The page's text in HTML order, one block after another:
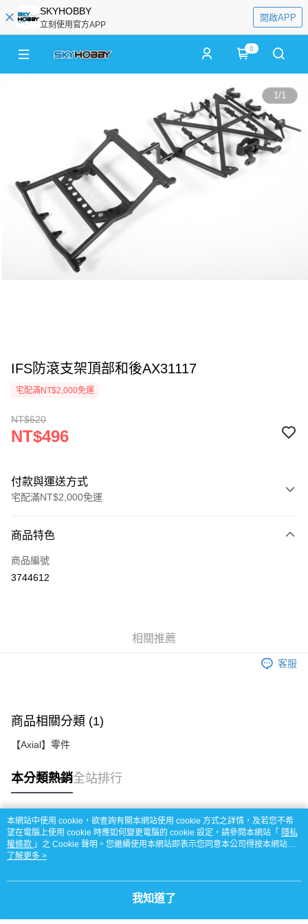
SKYHOBBY
立刻使用官方APP
開啟APP
0
1/1
IFS防滾支架頂部和後AX31117
宅配滿NT$2,000免運
NT$620
NT$496
付款與運送方式
宅配滿NT$2,000免運
信用卡一次付款
LINE Pay
每筆NT$100，滿NT$2,000(含以上)免運費
商品特色
商品編號
3744612
相關推薦
客服
商品相關分類 (1)
【Axial】零件
本分類熱銷全站排行
熱門標籤
本網站中使用 cookie，欲查詢有關本網站使用 cookie 方式之詳情，及若您不希
望在電腦上使用 cookie 時應如何變更電腦的 cookie 設定，請參閱本網站「 隱私
權條款 」之 Cookie 聲明。您繼續使用本網站即表示您同意本公司得按本網站使
用條款之 Cookie 聲明使用 cookie。
了解更多 >
我知道了